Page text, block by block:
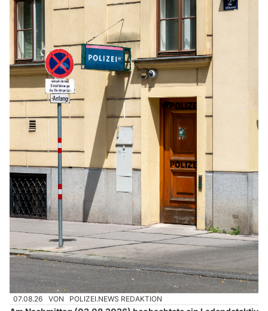
07.08.26 VON POLIZEI.NEWS REDAKTION